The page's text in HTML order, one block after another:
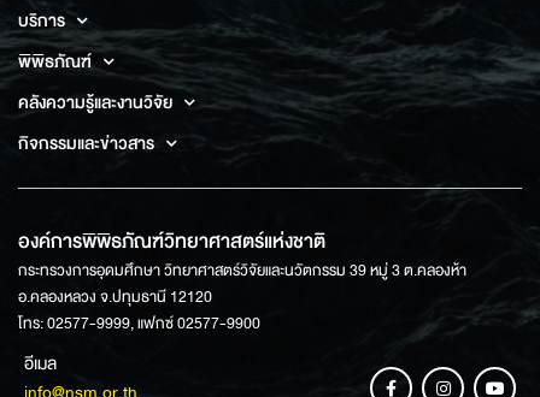
บริการ
พิพิธภัณฑ์
คลังความรู้และงานวิจัย
กิจกรรมและข่าวสาร
องค์การพิพิธภัณฑ์วิทยาศาสตร์แห่งชาติ
กระทรวงการอุดมศึกษา วิทยาศาสตร์วิจัยและนวัตกรรม 39 หมู่ 3 ต.คลองห้า
อ.คลองหลวง จ.ปทุมธานี 12120
โทร: 02577-9999, แฟกซ์ 02577-9900
อีเมล